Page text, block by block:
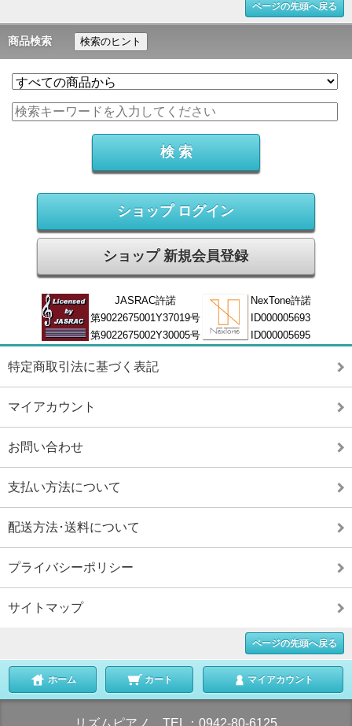
ページの先頭へ戻る
商品検索 検索のヒント
ショップ ログイン
ショップ 新規会員登録
JASRAC許諾
第9022675001Y37019号
第9022675002Y30005号
NexTone許諾
ID000005693
ID000005695
特定商取引法に基づく表記
マイアカウント
お問い合わせ
支払い方法について
配送方法･送料について
プライバシーポリシー
サイトマップ
ページの先頭へ戻る
ホーム カート マイアカウント
リズムピアノ TEL：0942-80-6125